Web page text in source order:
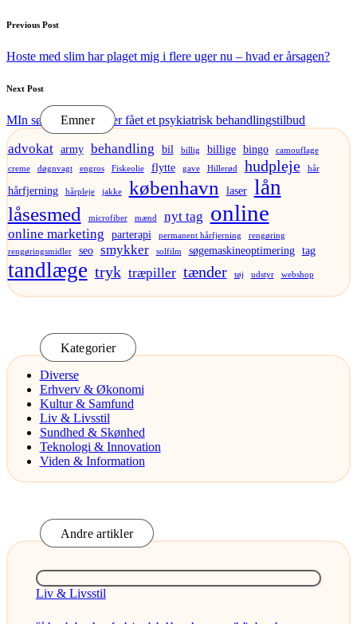
Post
navigation
Previous Post
Hoste med slim har plaget mig i flere uger nu – hvad er årsagen?
Next Post
MIn søster har omsider fået et psykiatrisk behandlingstilbud
Emner
advokat army behandling bil billig billige bingo camouflage
creme døgnvagt engros Fiskeolie flytte gave Hillerød hudpleje hår
hårfjerning hårpleje jakke københavn laser lån
låsesmed microfiber mænd nyt tag online
online marketing parterapi permanent hårfjerning
rengøring
rengøringsmidler
seo smykker solfilm søgemaskineoptimering tag
tandlæge tryk træpiller tænder tøj udstyr webshop
Kategorier
Diverse
Erhverv & Økonomi
Kultur & Samfund
Liv & Livsstil
Sundhed & Skønhed
Teknologi & Innovation
Viden & Information
Andre artikler
Posted
Liv & Livsstil